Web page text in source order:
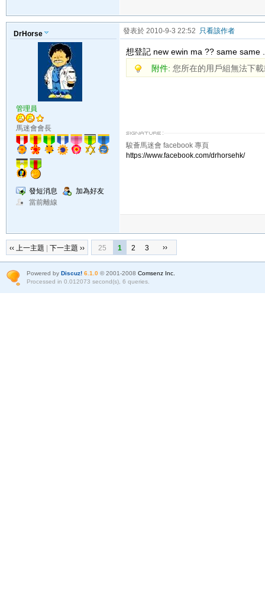
DrHorse
管理員
馬迷會會長
發短消息
加為好友
當前離線
發表於 2010-9-3 22:52 只看該作者
想登記 new ewin ma ?? same same
附件: 您所在的用戶組無法下
駿薈馬迷會 facebook 專頁
https://www.facebook.com/drhorsehk/
‹‹ 上一主題 下一主題 ›› 25 1 2 3 ››
Powered by Discuz! 6.1.0© 2001-2008 Comsenz Inc.
Processed in 0.012073 second(s), 6 queries.